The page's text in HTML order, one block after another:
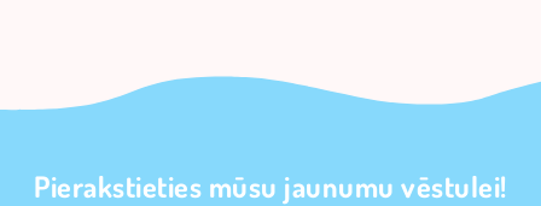
Pierakstieties mūsu jaunumu vēstulei!